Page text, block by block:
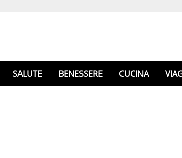
SALUTE BENESSERE CUCINA